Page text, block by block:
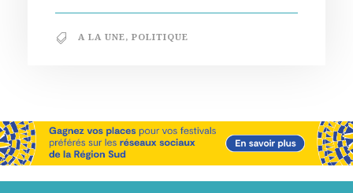
A LA UNE, POLITIQUE